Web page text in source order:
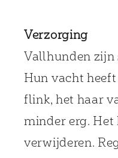
Verzorging
Vallhunden zijn
Hun vacht
flink, het haar
minder erg. Het
verwijderen.